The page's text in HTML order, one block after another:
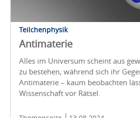
Teilchenphysik
Antimaterie
Alles im Universum scheint aus
zu bestehen, während sich ihr
Antimaterie – kaum beobachten
Wissenschaft vor Rätsel.